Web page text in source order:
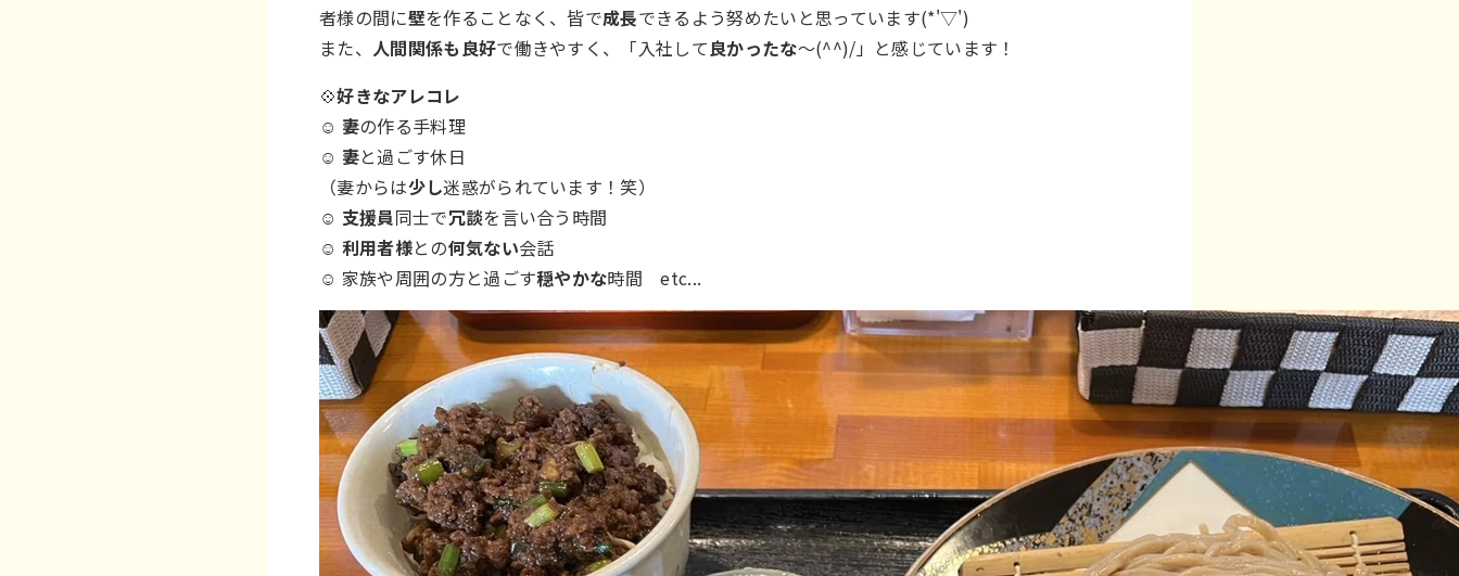
者様の間に壁を作ることなく、皆で成長できるよう努めたいと思っています(*'▽')
また、 人間関係も良好で働きやすく、「入社して良かったな～(^^)/」と感じています！
💠好きなアレコレ
☺ 妻の作る手料理
☺ 妻と過ごす休日
（妻からは少し迷惑がられています！笑）
☺ 支援員同士で冗談を言い合う時間
☺ 利用者様との何気ない会話
☺ 家族や周囲の方と過ごす穏やかな時間 etc...